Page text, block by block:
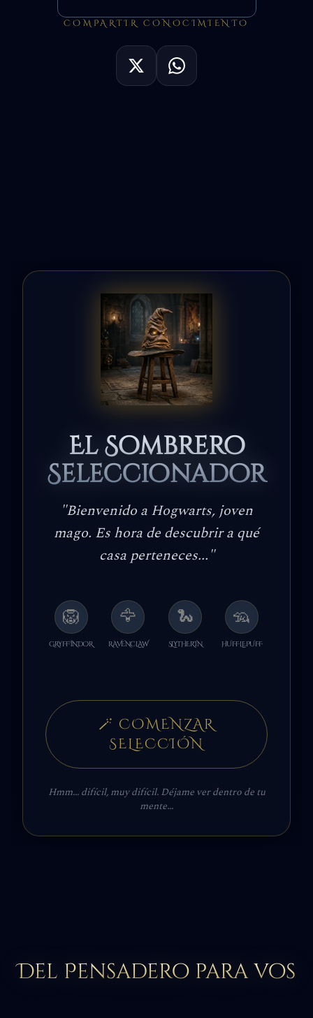
COMPARTIR CONOCIMIENTO
El Sombrero
Seleccionador
"Bienvenido a Hogwarts, joven
mago. Es hora de descubrir a qué
casa perteneces..."
🦁
GRYFFINDOR
🦅
RAVENCLAW
🐍
SLYTHERIN
🦡
HUFFLEPUFF
🪄 COMENZAR
SELECCIÓN
Hmm... difícil, muy difícil. Déjame ver dentro de tu
mente...
Del Pensadero para vos